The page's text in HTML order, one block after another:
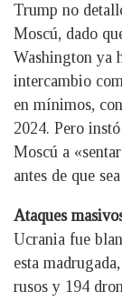
Trump no
Moscú, dado
Washington ya
intercambio
en mínimos,
2024. Pero
Moscú a
antes de que
Ataques
Ucrania fue
esta
rusos y 194